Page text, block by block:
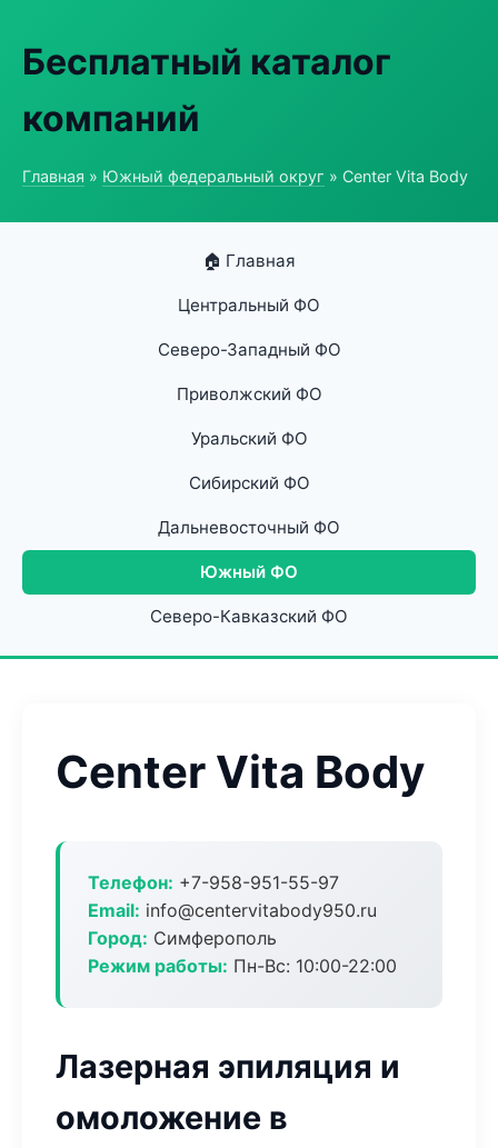
Бесплатный каталог
компаний
Главная » Южный федеральный округ » Center Vita Body
🏠 Главная
Центральный ФО
Северо-Западный ФО
Приволжский ФО
Уральский ФО
Сибирский ФО
Дальневосточный ФО
Южный ФО
Северо-Кавказский ФО
Center Vita Body
Телефон: +7-958-951-55-97
Email: info@centervitabody950.ru
Город: Симферополь
Режим работы: Пн-Вс: 10:00-22:00
Лазерная эпиляция и
омоложение в